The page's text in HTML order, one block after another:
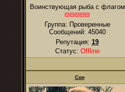
Воинствующая рыба с флагом
Группа: Проверенные
Сообщений: 45040
Репутация: 19
Статус: Offline
Сон